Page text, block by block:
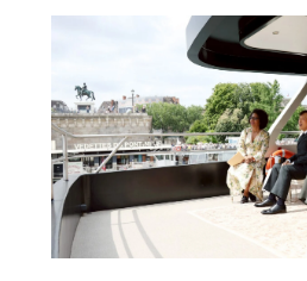
นักกีฬาไทย ขณะเดียวกัน การกีฬาแ
เตรียมถวายรางวัลเกียรติยศ ทรงคุ